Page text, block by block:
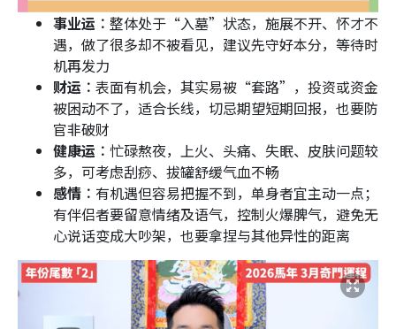
事业运︰ 整体处于“入墓”状态，施展不开、怀才不
遇，做了很多却不被看见，建议先守好本分，等待时
机再发力
财运︰ 表面有机会，其实易被“套路”，投资或资金
被困动不了，适合长线，切忌期望短期回报，也要防
官非破财
健康运︰ 忙碌熬夜，上火、头痛、失眠、皮肤问题较
多，可考虑刮痧、拔罐舒缓气血不畅
感情︰ 有机遇但容易把握不到，单身者宜主动一点；
有伴侣者要留意情绪及语气，控制火爆脾气，避免无
心说话变成大吵架，也要拿捏与其他异性的距离